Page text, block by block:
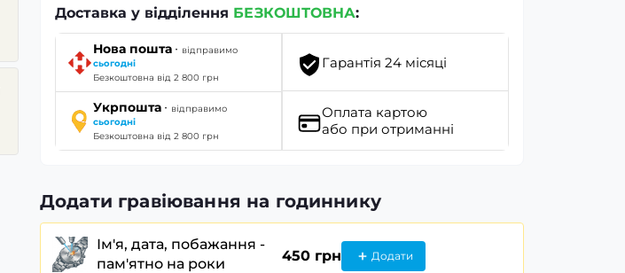
Доставка у відділення БЕЗКОШТОВНА:
Нова пошта · відправимо
сьогодні
Безкоштовна від 2 800 грн
Укрпошта · відправимо
сьогодні
Безкоштовна від 2 800 грн
Гарантія 24 місяці
Оплата картою
або при отриманні
Додати гравіювання на годиннику
Ім'я, дата, побажання -
пам'ятно на роки
450 грн Додати